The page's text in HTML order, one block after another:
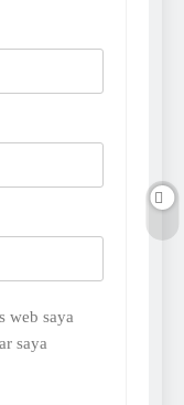
web saya
saya